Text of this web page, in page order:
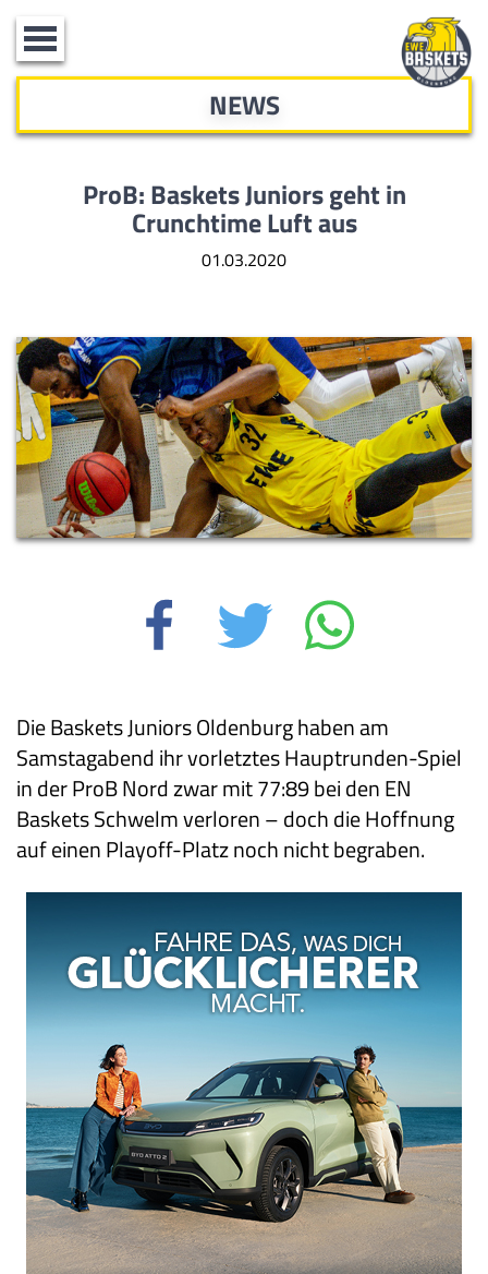
Toggle
navigation
NEWS
ProB: Baskets Juniors geht in
Crunchtime Luft aus
01.03.2020
Die Baskets Juniors Oldenburg haben am
Samstagabend ihr vorletztes Hauptrunden-Spiel
in der ProB Nord zwar mit 77:89 bei den EN
Baskets Schwelm verloren – doch die Hoffnung
auf einen Playoff-Platz noch nicht begraben.